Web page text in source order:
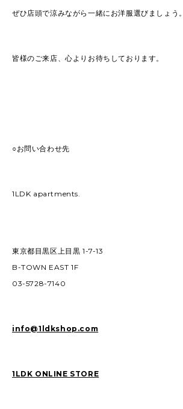
ぜひ店頭で涼みながら一緒にお洋服選びましょう。
皆様のご来店、心よりお待ちしております。
○お問い合わせ先
1LDK apartments.
東京都目黒区上目黒 1-7-13
B-TOWN EAST 1F
03-5728-7140
info@1ldkshop.com
1LDK ONLINE STORE